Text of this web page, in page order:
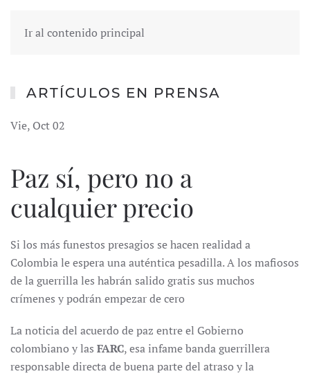
Ir al contenido principal
ARTÍCULOS EN PRENSA
Vie, Oct 02
Paz sí, pero no a
cualquier precio
Si los más funestos presagios se hacen realidad a
Colombia le espera una auténtica pesadilla. A los mafiosos
de la guerrilla les habrán salido gratis sus muchos
crímenes y podrán empezar de cero
La noticia del acuerdo de paz entre el Gobierno
colombiano y las FARC, esa infame banda guerrillera
responsable directa de buena parte del atraso y la